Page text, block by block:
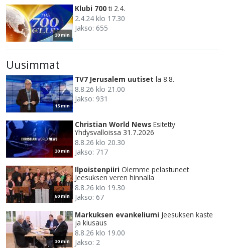
30 min
Klubi 700 ti 2.4.
2.4.24 klo 17.30
Jakso: 655
Uusimmat
15 min
TV7 Jerusalem uutiset la 8.8.
8.8.26 klo 21.00
Jakso: 931
30 min
Christian World News Esitetty
Yhdysvalloissa 31.7.2026
8.8.26 klo 20.30
Jakso: 717
60 min
Ilpoistenpiiri Olemme pelastuneet
Jeesuksen veren hinnalla
8.8.26 klo 19.30
Jakso: 67
30 min
Markuksen evankeliumi Jeesuksen kaste
ja kiusaus
8.8.26 klo 19.00
Jakso: 2